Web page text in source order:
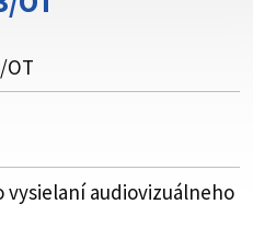
OT
vysielaní audiovizuálneho